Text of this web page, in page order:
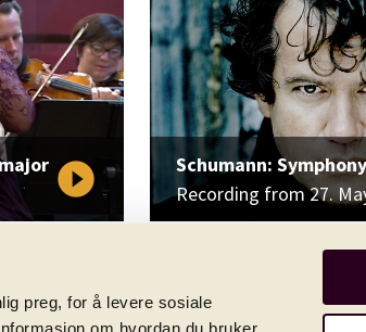
preg, for å levere sosiale
play_circle_filled
Schumann:
Recording from 27.